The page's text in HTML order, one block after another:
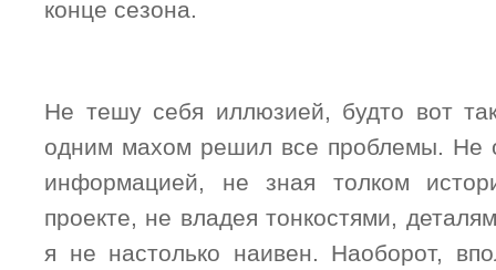
конце сезона.
Не тешу себя иллюзией, будто вот
одним махом решил все проблемы. Не
информацией, не зная толком
проекте, не владея тонкостями,
я не настолько наивен. Наоборот,